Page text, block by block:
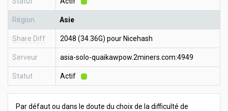
Région Asie
Share Diff 2048 (34.36G) pour Nicehash
Serveur asia-solo-quaikawpow.2miners.com:4949
Statut Actif
Par défaut ou dans le doute du choix de la difficulté de